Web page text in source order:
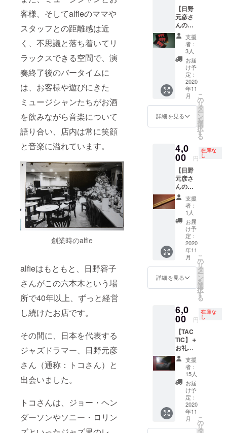
客様、そしてalfieのママや
スタッフとの距離感は近
く、不思議と落ち着いてリ
ラックスできる空間で、演
奏終了後のバータイムに
は、お客様や遊びにきた
ミュージシャンたちがお酒
を飲みながら音楽について
語り合い、店内は常に笑顔
と音楽に溢れています。
創業時のalfie
alfieはもともと、日野容子
さんがこの六本木という場
所で40年以上、ずっと経営
し続けたお店です。
その間に、日本を代表する
ジャズドラマー、日野元彦
さん（通称：トコさん）と
出会いました。
トコさんは、ジョー・ヘン
ダーソンやソニー・ロリン
【日野
元彦さ
んのス
テッ
カー】
日野元
彦さん
のマー
クとし
て親し
まれて
いるロ
ゴの限
定ス
テッ
カーで
売品で
ここで
しか購
入する
ことが
できな
いリ
ターン
となっ
ており
ます。
支援
者：
3人
お届
け予
定：
2020
年11
月
詳細を見る
こ
の
リ
タ
ー
ン
を
選
択
す
る
4,0
00 円
在庫な
し
【日野
元彦さ
んの愛
用ドラ
ムス
ティッ
ク】＋
お礼の
メッ
セージ
【Pearl
HAND
MADE
7H】 日
野元彦
さんが
ていた
ドラム
ス
ティッ
クで
す。 現
在出
回って
いるモ
デルは
非常に
少な
く、大
変貴重
なモデ
ルで
支援
者：
1人
お届
け予
定：
2020
年11
月
詳細を見る
こ
の
リ
タ
ー
ン
を
選
択
す
る
6,0
00 円
在庫な
し
【TAC
TIC】＋
お礼の
メッ
セージ
クラ
ブ・ト
コ・シ
リーズ
（日野
元彦さ
んの遺
作）の
支援
者：
15人
お届
け予
定：
2020
年11
月
こ
の
リ
タ